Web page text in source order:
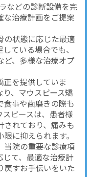
などの診断設備を完
な治療計画をご提案
の状態に応じた最適
ている場合でも、
ど、多様な治療オプ
正を提供していま
、マウスピース矯
食事や歯磨きの際も
ピースは、患者様
されており、痛みも
に抑えられます。
当院の重要な診療項
じて、最適な治療計
戻すお手伝いをいた